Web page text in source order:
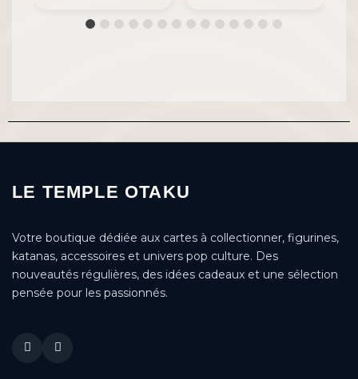
LE TEMPLE OTAKU
Votre boutique dédiée aux cartes à collectionner, figurines,
katanas, accessoires et univers pop culture. Des
nouveautés régulières, des idées cadeaux et une sélection
pensée pour les passionnés.